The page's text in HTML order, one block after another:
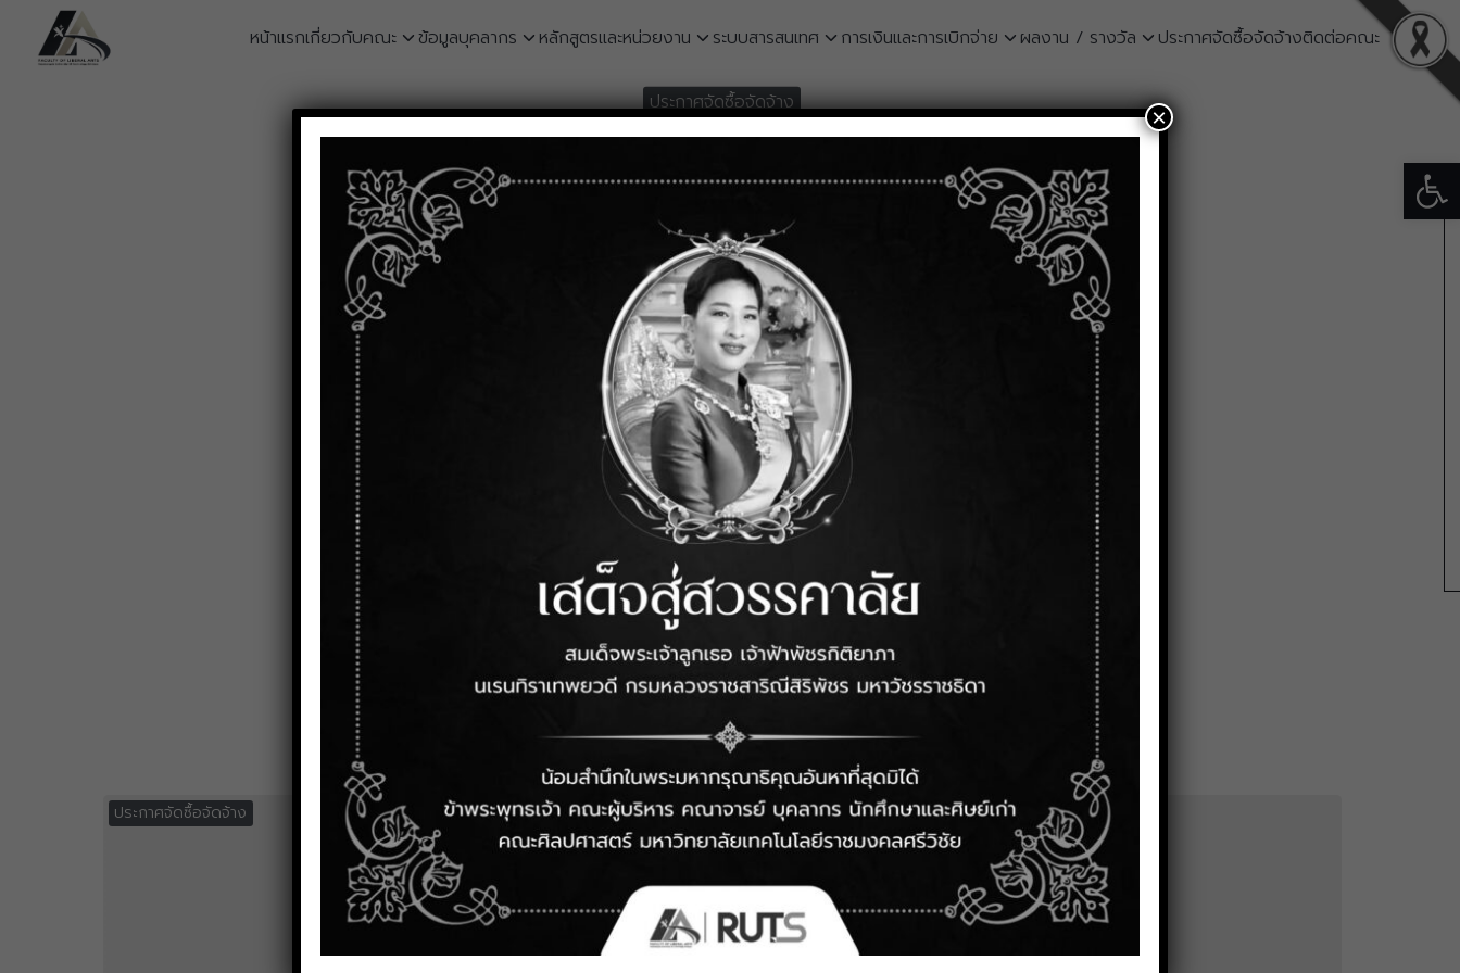
content
หน้าแรกเกี่ยวกับคณะ ข้อมูลบุคลากร หลักสูตรและหน่วยงาน ระบบสารสนเทศ การเงินและการเบิกจ่าย ผลงาน / รางวัล ประกาศจัดซื้อจัดจ้างติดต่อคณะ
for:
ประกาศจัดซื้อจัดจ้าง
ประกาศผู้ชนะการเสนอราคา ซื้อวัสดุสำนักงาน โดยวิธี
เฉพาะเจาะจง
มกราคม 9, 2025
ประกาศผู้ชนะการเสนอราคา ซื้อวัสดุสำนักงาน โดยวิธีเฉพาะเจาะจง 1
452
Facebook Line
kritsanaphong.m
Related Posts
ประกาศจัดซื้อจัดจ้าง ประกาศจัดซื้อจัดจ้าง ประกาศจัดซื้อจัดจ้าง
×